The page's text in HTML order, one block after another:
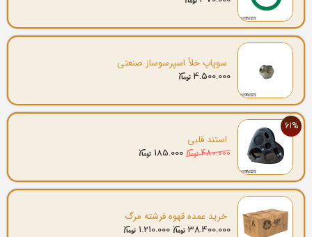
سوپاپ خلأ اسپرسوساز صنعتی
4.500.000
61%
استند قلبی
480.000
185.000
خرید عمده قهوه فرشته مرگ
38.400.000
1.210.000